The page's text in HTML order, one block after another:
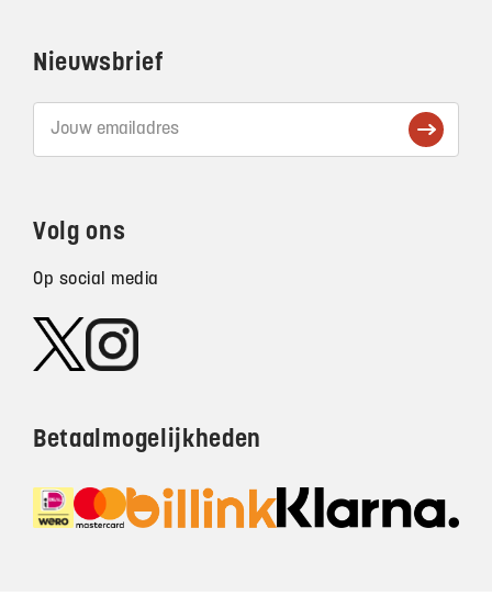
Nieuwsbrief
Volg ons
Op social media
Betaalmogelijkheden